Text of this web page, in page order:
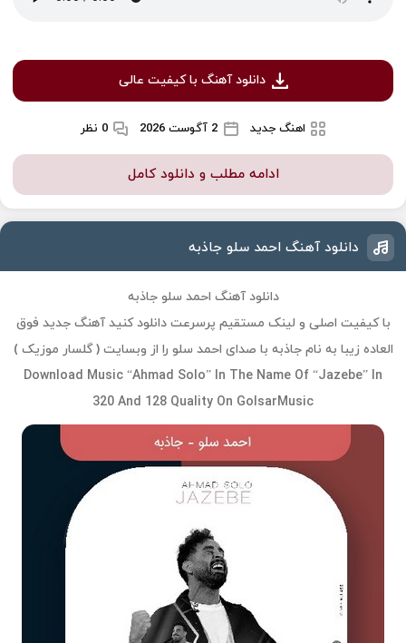
دانلود آهنگ با کیفیت عالی
اهنگ جدید 2 آگوست 2026 0 نظر
ادامه مطلب و دانلود کامل
دانلود آهنگ احمد سلو جاذبه
دانلود آهنگ احمد سلو جاذبه
با کیفیت اصلی و لینک مستقیم پرسرعت دانلود کنید آهنگ جدید فوق
العاده زیبا به نام جاذبه با صدای احمد سلو را از وبسایت ( گلسار موزیک )
Download Music “Ahmad Solo” In The Name Of “Jazebe” In
320 And 128 Quality On GolsarMusic